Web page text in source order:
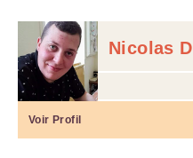
Nicolas D
Voir Profil